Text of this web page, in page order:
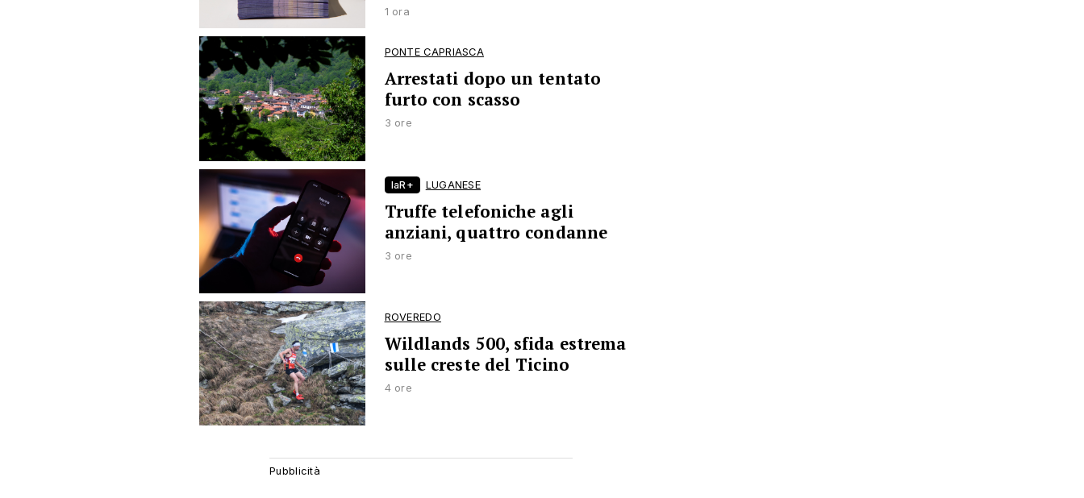
1 ora
PONTE CAPRIASCA
Arrestati dopo un tentato
furto con scasso
3 ore
laR+ LUGANESE
Truffe telefoniche agli
anziani, quattro condanne
3 ore
ROVEREDO
Wildlands 500, sfida estrema
sulle creste del Ticino
4 ore